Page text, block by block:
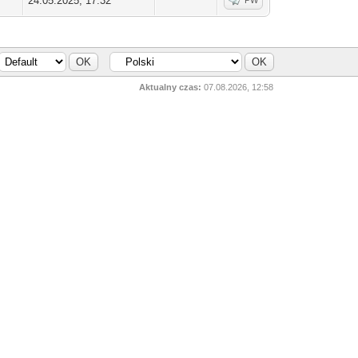
Aktualny czas: 07.08.2026, 12:58